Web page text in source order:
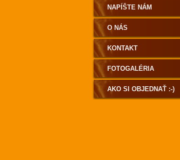
NAPÍŠTE NÁM
O NÁS
KONTAKT
FOTOGALÉRIA
AKO SI OBJEDNAŤ :-)